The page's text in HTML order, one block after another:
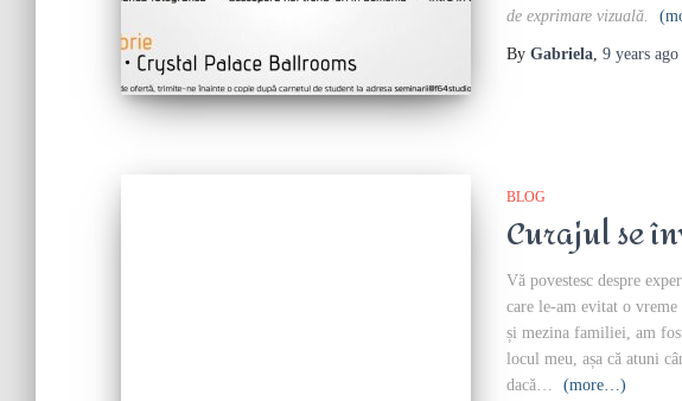
de exprimare vizuală.
By Gabriela, 9 years ago
BLOG
Curajul se
Vă povestesc despre
care le-am evitat o
și mezina familiei, am
locul meu, așa că atuni
dacă…
(more…)